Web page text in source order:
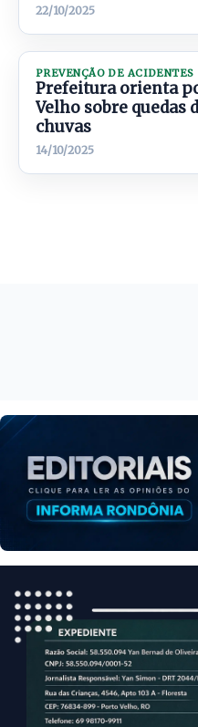
22/10/2025
PREVENÇÃO DE ACIDENTES
Prefeitura orienta
Velho sobre quedas
chuvas
14/10/2025